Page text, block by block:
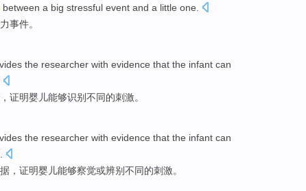
between a big stressful event and a little one.
事件。
the researcher with evidence that the infant can
，证明婴儿能够识别不同的刺激。
the researcher with evidence that the infant can
，证明婴儿能够察觉或辨别不同的刺激。